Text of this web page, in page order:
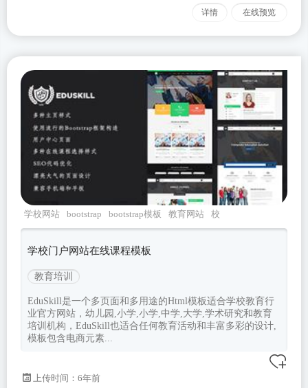
详情 在线预览
学校网站 bootstrap bootstrap模板 教育网站
校
园
学校门户网站在线课程模板
教育培训
EduSkill是一个多页面和多用途的Html模板适合学校教育行
业官方网站，幼儿园,小学,小学,中学,大学,学术研究和教育
培训机构，EduSkill也适合任何教育活动和丰富多彩的设计,
模板包含电商元素...
上传时间：6年前